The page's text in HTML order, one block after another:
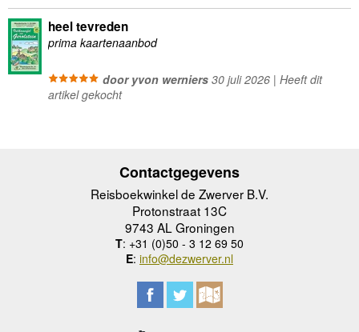
heel tevreden
prima kaartenaanbod
door yvon werniers30 juli 2026 | Heeft dit
artikel gekocht
Contactgegevens
Reisboekwinkel de Zwerver B.V.
Protonstraat 13C
9743 AL Groningen
T: +31 (0)50 - 3 12 69 50
E: info@dezwerver.nl